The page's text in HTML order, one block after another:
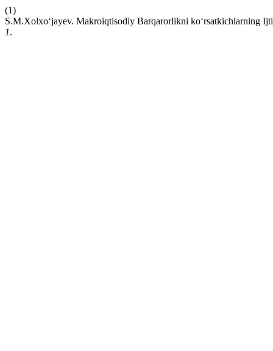
(1)
S.M.Xolxo‘jayev. Makroiqtisodiy Barqarorlikni ko‘rsatkichlarning
1.